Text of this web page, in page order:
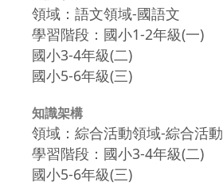
領域：語文領域-國語文
學習階段：國小1-2年級(一)
國小3-4年級(二)
國小5-6年級(三)
知識架構
領域：綜合活動領域-綜合活動
學習階段：國小3-4年級(二)
國小5-6年級(三)